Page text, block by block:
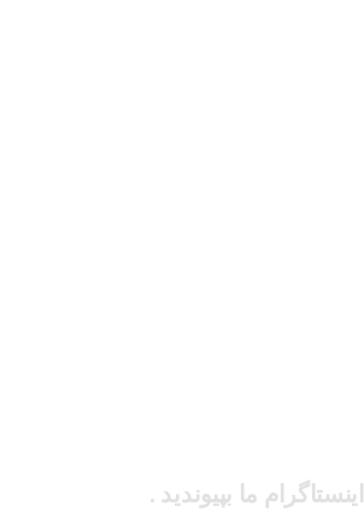
ما بپیوندید .